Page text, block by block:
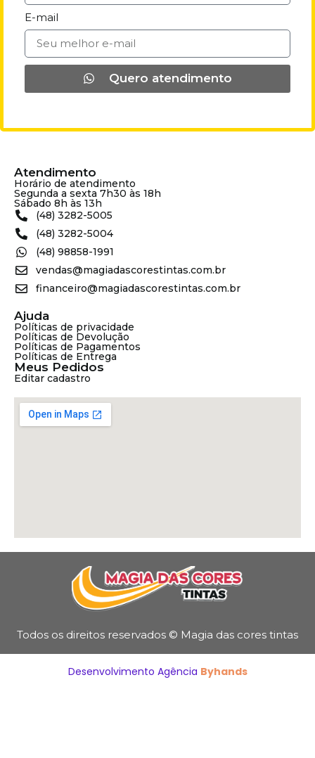
E-mail
Quero atendimento
Atendimento
Horário de atendimento
Segunda a sexta 7h30 às 18h
Sábado 8h às 13h
(48) 3282-5005
(48) 3282-5004
(48) 98858-1991
vendas@magiadascorestintas.com.br
financeiro@magiadascorestintas.com.br
Ajuda
Políticas de privacidade
Políticas de Devolução
Políticas de Pagamentos
Políticas de Entrega
Meus Pedidos
Editar cadastro
Todos os direitos reservados © Magia das cores tintas
Desenvolvimento Agência Byhands